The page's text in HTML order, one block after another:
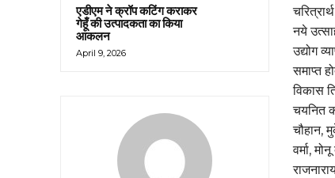
एडीएम ने क्रॉप कटिंग कराकर
गेहूँ की उत्पादकता का किया
आकलन
April 9, 2026
नये
उद्योग
समाप्त
विकास
चयनित
चौहान,
वर्मा,